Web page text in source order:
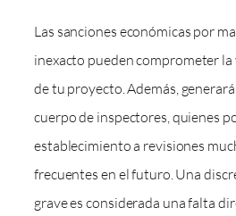
Las sanciones económicas por
inexacto pueden comprometer
de tu proyecto. Además,
cuerpo de inspectores, quienes
establecimiento a revisiones
frecuentes en el futuro. Una
grave es considerada una falta